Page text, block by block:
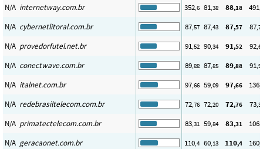
N/A internetway.com.br 352,6 81,38 88,18 491
N/A cybernetlitoral.com.br 87,57 87,43 87,57 87
N/A provedorfutel.net.br 91,52 90,34 91,52 92
N/A conectwave.com.br 89,88 87,85 89,88 91
N/A italnet.com.br 97,66 59,09 97,66 136
N/A redebrasiltelecom.com.br 72,76 72,20 72,76 73
N/A primatectelecom.com.br 83,31 59,84 83,31 106
N/A geracaonet.com.br 110,4 60,13 110,4 160